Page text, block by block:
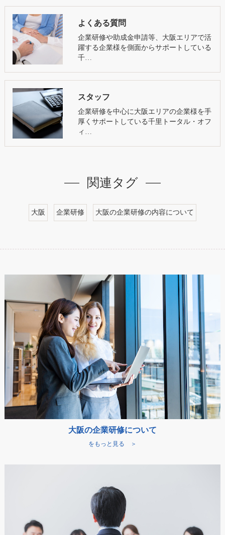
よくある質問
企業研修や助成金申請等、大阪エリアで活
躍する企業様を側面からサポートしている
千…
スタッフ
企業研修を中心に大阪エリアの企業様を手
厚くサポートしている千里トータル・オフ
ィ…
関連タグ
大阪 企業研修 大阪の企業研修の内容について
大阪の企業研修について
をもっと見る ＞